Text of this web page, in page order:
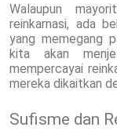
Walaupun
reinkarnasi, ada
yang memegang
kita akan
mempercayai
mereka dikaitkan
Sufisme dan